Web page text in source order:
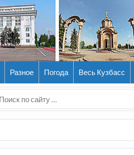
Разное Погода Весь Кузбасс